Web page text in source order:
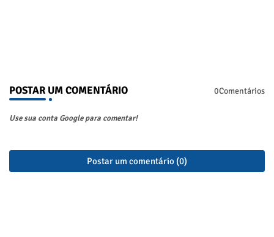
POSTAR UM COMENTÁRIO 0Comentários
Use sua conta Google para comentar!
Postar um comentário (0)